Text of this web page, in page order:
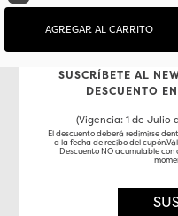
AGREGAR AL CARRITO
SUSCRÍBETE AL
DESCUENTO
(Vigencia: 1 de Julio
El descuento deberá redimirse
a la fecha de recibo del
Descuento NO acumulable con